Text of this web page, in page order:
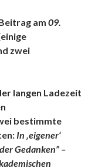
am 09.
zwei
langen Ladezeit
bestimmte
In ‚eigener‘
Gedanken” –